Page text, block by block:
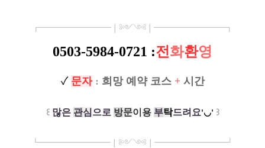
┏━━━━━━━━ ❘༻༺❘ ━━━━━━━━┓
0503-5984-0721 :전화환영
✓ 문자 : 희망 예약 코스 + 시간
꒰ 많은 관심 으로 방문이용 부탁드려요'◡' ꒱
┗━━━━━━━━❘༻༺❘ ━━━━━━━━┛